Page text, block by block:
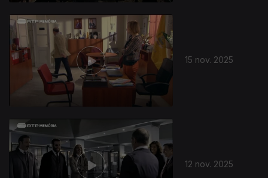
15 nov. 2025
12 nov. 2025